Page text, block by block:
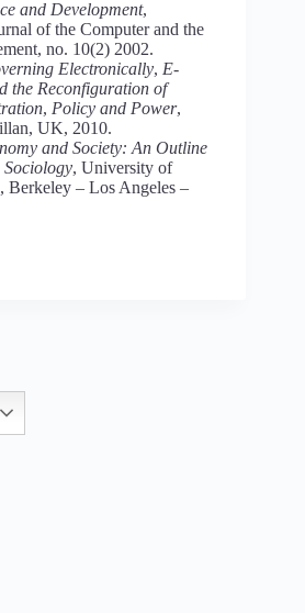
and Development,
of the Computer and the
no. 10(2) 2002.
Electronically, E-
the Reconfiguration of
, Policy and Power,
UK, 2010.
and Society: An Outline
Sociology, University of
Berkeley – Los Angeles –